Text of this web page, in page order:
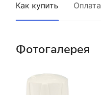
Как купить Оплата
Фотогалерея